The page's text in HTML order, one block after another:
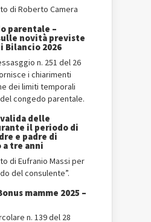
di Roberto Camera
parentale –
novità previste
Bilancio 2026
n. 251 del 26
i chiarimenti
dei limiti temporali
congedo parentale.
delle
il periodo di
e padre di
tre anni
di Eufranio Massi per
del consulente”.
mamme 2025 –
n. 139 del 28